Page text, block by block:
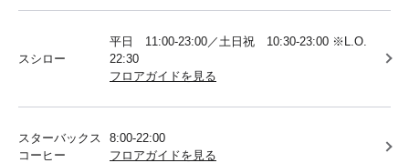
スシロー
平日 11:00-23:00／土日祝 10:30-23:00 ※L.O.
22:30
フロアガイドを見る
スターバックス
コーヒー
8:00-22:00
フロアガイドを見る